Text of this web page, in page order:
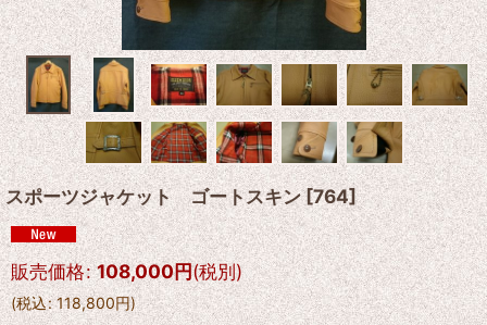
スポーツジャケット ゴートスキン[764]
販売価格: 108,000円(税別)
(税込: 118,800円)